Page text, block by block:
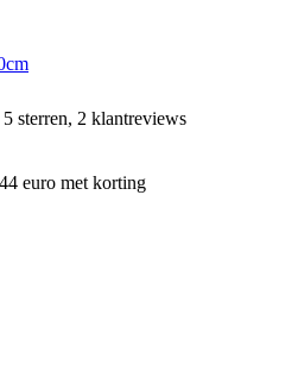
sterren, 2 klantreviews
euro met korting